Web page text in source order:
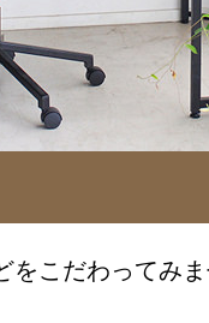
こだわってみま